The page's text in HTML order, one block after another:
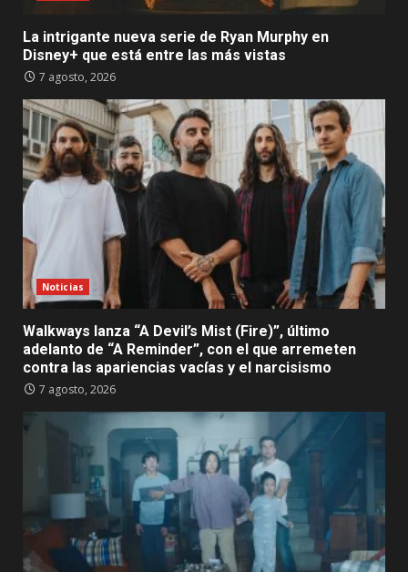
La intrigante nueva serie de Ryan Murphy en
Disney+ que está entre las más vistas
7 agosto, 2026
Noticias
Walkways lanza “A Devil’s Mist (Fire)”, último
adelanto de “A Reminder”, con el que arremeten
contra las apariencias vacías y el narcisismo
7 agosto, 2026